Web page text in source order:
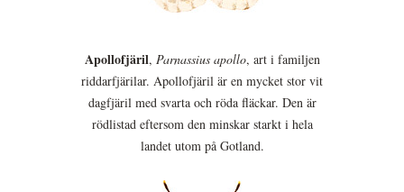
Apollofjäril, Parnassius apollo, art i familjen
riddarfjärilar. Apollofjäril är en mycket stor vit
dagfjäril med svarta och röda fläckar. Den är
rödlistad eftersom den minskar starkt i hela
landet utom på Gotland.